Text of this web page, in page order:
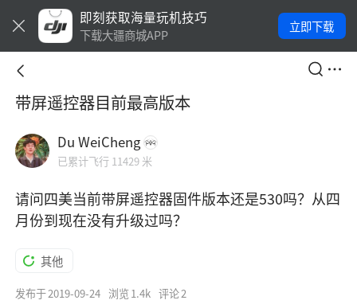
即刻获取海量玩机技巧
下载大疆商城APP
立即下载
带屏遥控器目前最高版本
Du WeiCheng
已累计飞行 11429 米
请问四美当前带屏遥控器固件版本还是530吗？从四
月份到现在没有升级过吗？
其他
发布于2019-09-24 浏览1.4k 评论2